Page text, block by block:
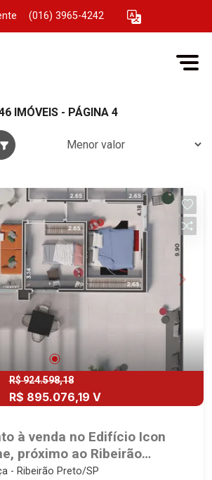
(016) 3965-4242
IMÓVEIS - PÁGINA 4
R$ 924.598,18
R$ 895.076,19 V
à venda no Edifício Icon
próximo ao Ribeirão
Preto/SP.
- Ribeirão Preto/SP